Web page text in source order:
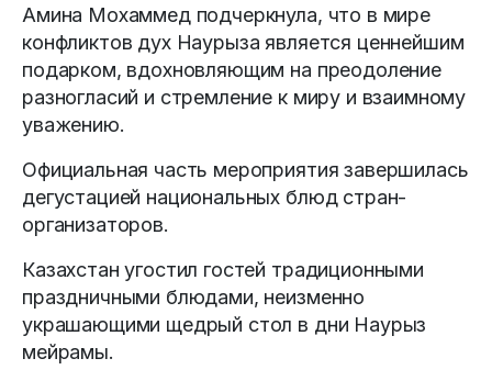
Амина Мохаммед подчеркнула, что в мире
конфликтов дух Наурыза является ценнейшим
подарком, вдохновляющим на преодоление
разногласий и стремление к миру и взаимному
уважению.
Официальная часть мероприятия завершилась
дегустацией национальных блюд стран-
организаторов.
Казахстан угостил гостей традиционными
праздничными блюдами, неизменно
украшающими щедрый стол в дни Наурыз
мейрамы.